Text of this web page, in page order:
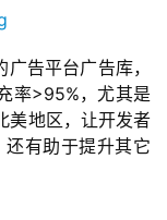
告平台广告库，
率>95%，尤其是
美地区，让开发者
有助于提升其它